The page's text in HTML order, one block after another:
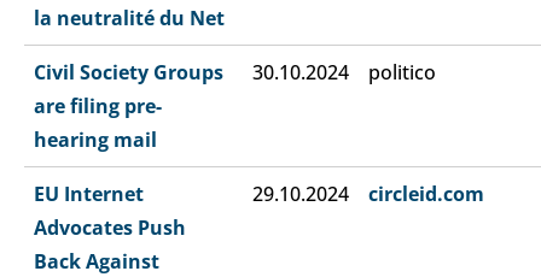
la neutralité du Net
Civil Society Groups
are filing pre-
hearing mail
30.10.2024 politico
EU Internet
Advocates Push
Back Against
29.10.2024 circleid.com